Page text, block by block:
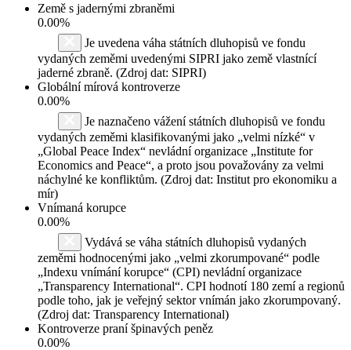
Země s jadernými zbraněmi
0.00%
Je uvedena váha státních dluhopisů ve fondu
vydaných zeměmi uvedenými SIPRI jako země vlastnící
jaderné zbraně. (Zdroj dat: SIPRI)
Globální mírová kontroverze
0.00%
Je naznačeno vážení státních dluhopisů ve fondu
vydaných zeměmi klasifikovanými jako „velmi nízké“ v
„Global Peace Index“ nevládní organizace „Institute for
Economics and Peace“, a proto jsou považovány za velmi
náchylné ke konfliktům. (Zdroj dat: Institut pro ekonomiku a
mír)
Vnímaná korupce
0.00%
Vydává se váha státních dluhopisů vydaných
zeměmi hodnocenými jako „velmi zkorumpované“ podle
„Indexu vnímání korupce“ (CPI) nevládní organizace
„Transparency International“. CPI hodnotí 180 zemí a regionů
podle toho, jak je veřejný sektor vnímán jako zkorumpovaný.
(Zdroj dat: Transparency International)
Kontroverze praní špinavých peněz
0.00%